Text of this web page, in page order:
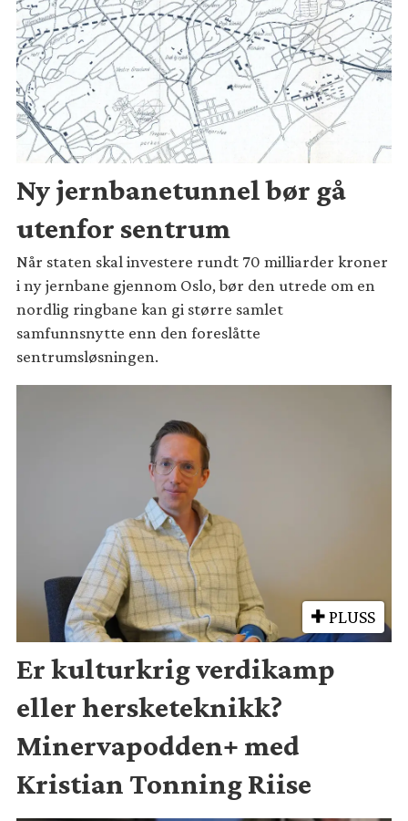
Ny jernbanetunnel bør gå
utenfor sentrum
Når staten skal investere rundt 70 milliarder kroner
i ny jernbane gjennom Oslo, bør den utrede om en
nordlig ringbane kan gi større samlet
samfunnsnytte enn den foreslåtte
sentrumsløsningen.
PLUSS
Er kulturkrig verdikamp
eller hersketeknikk?
Minervapodden+ med
Kristian Tonning Riise